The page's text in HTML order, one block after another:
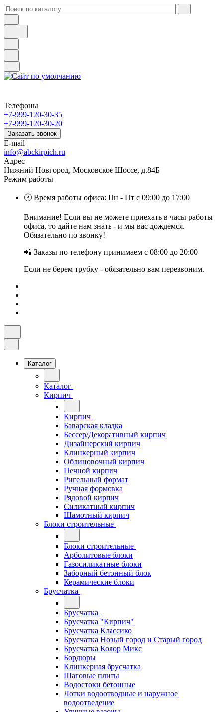
Телефоны
+7-999-120-30-35
+7-999-120-30-20
Заказать звонок
E-mail
info@abckirpich.ru
Адрес
Нижний Новгород, Московское Шоссе, д.84Б
Режим работы
🕐 Время работы офиса: Пн - Пт с 09:00 до 17:00
Внимание! Если вы не можете приехать в часы работы
офиса, то дайте нам знать - и мы вас дождемся.
Обязательно по звонку!
📲 Заказы по телефону принимаем с 08:00 до 20:00
Если не берем трубку - обязательно вам перезвоним.
Каталог
Каталог
Кирпич
Кирпич
Баварская кладка
Бессер/Декоративный кирпич
Дизайнерский кирпич
Клинкерный кирпич
Облицовочный кирпич
Печной кирпич
Ригельный формат
Ручная формовка
Рядовой кирпич
Силикатный кирпич
Шамотный кирпич
Блоки строительные
Блоки строительные
Арболитовые блоки
Газосиликатные блоки
Заборный бетонный блок
Керамические блоки
Брусчатка
Брусчатка
Брусчатка "Кирпич"
Брусчатка Классико
Брусчатка Новый город и Старый город
Брусчатка Колор Микс
Бордюры
Клинкерная брусчатка
Шаговые плиты
Водостоки бетонные
Лотки водоотводные и наружное
водоотведение